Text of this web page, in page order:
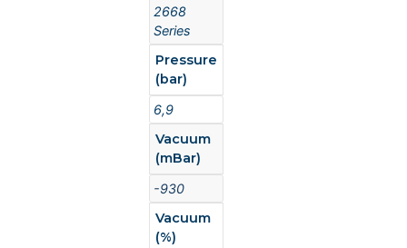
2668
Series
Pressure
(bar)
6,9
Vacuum
(mBar)
-930
Vacuum
(%)